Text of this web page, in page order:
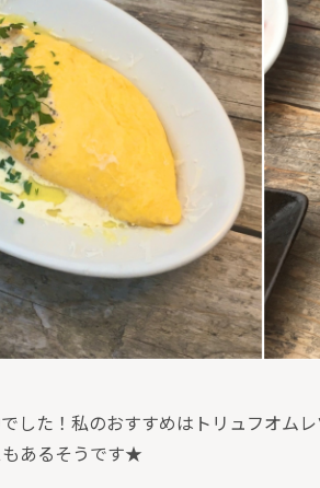
した！私のおすすめはトリュフオム
あるそうです★